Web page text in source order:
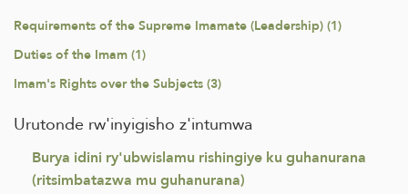
Requirements of the Supreme Imamate (Leadership) (1)
Duties of the Imam (1)
Imam's Rights over the Subjects (3)
Urutonde rw'inyigisho z'intumwa
Burya idini ry'ubwislamu rishingiye ku guhanurana
(ritsimbatazwa mu guhanurana)